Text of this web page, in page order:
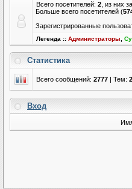
Всего посетителей: 2 , из них
Больше всего посетителей (
Зарегистрированные
Легенда :: Администраторы
Статистика
Всего сообщений: 2777 | Тем:
Вход